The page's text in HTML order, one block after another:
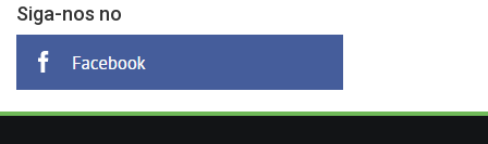
Siga-nos no